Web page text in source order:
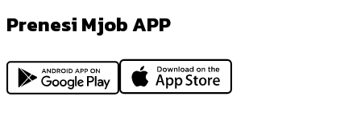
Prenesi Mjob APP